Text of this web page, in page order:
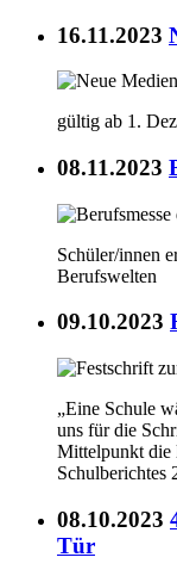
16.11.2023
gültig ab 1.
08.11.2023
Schüler/innen
Berufswelten
09.10.2023
„Eine Schule
uns für die
Mittelpunkt die
Schulberichtes
08.10.2023
Tür